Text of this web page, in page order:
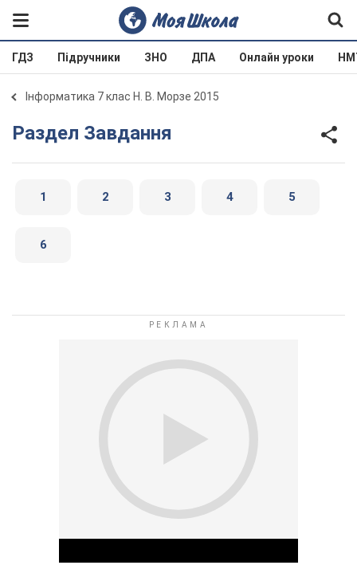
ГДЗ Підручники ЗНО ДПА Онлайн уроки
Інформатика 7 клас Н. В. Морзе 2015
Раздел Завдання
1 2 3 4 5
6